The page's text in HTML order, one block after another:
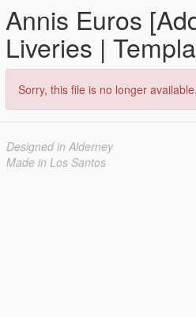
Annis Euros
Liveries |
Sorry, this file is no longer available.
Designed in Alderney
Made in Los Santos